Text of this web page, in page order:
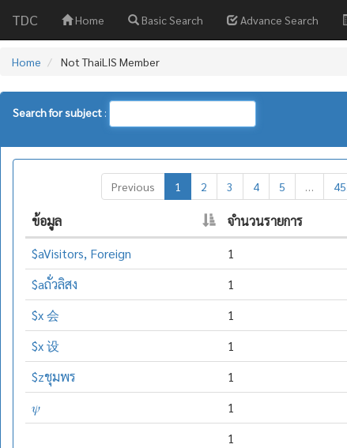
TDC Home Basic Search Advance Search
Home Not ThaiLIS Member
Search for subject :
Previous 1 2 3 4 5 …
ข้อมูล
จำนวนรายการ
$aVisitors, Foreign
1
$aถั่วลิสง
1
$x 会
1
$x 设
1
$zชุมพร
1
𝜓
1
1